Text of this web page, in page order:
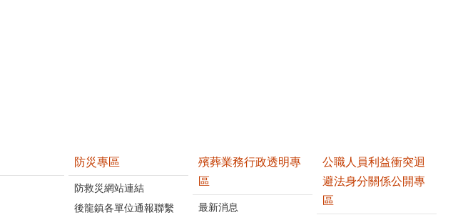
防災專區
防救災網站連結
後龍鎮各單位通報聯繫
殯葬業務行政透明專
區
最新消息
公職人員利益衝突迴
避法身分關係公開專
區